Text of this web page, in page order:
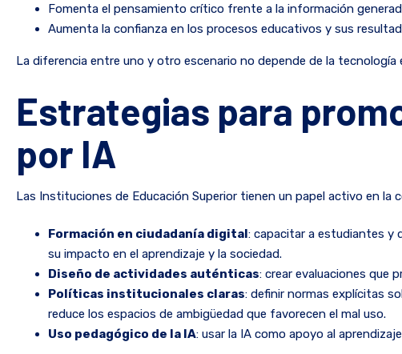
Fomenta el pensamiento crítico frente a la información
Aumenta la confianza en los procesos educativos y sus
La diferencia entre uno y otro escenario no depende de la tecnología
Estrategias para
por IA
Las Instituciones de Educación Superior tienen un papel activo en
Formación en ciudadanía digital: capacitar a estudiantes y
su impacto en el aprendizaje y la sociedad.
Diseño de actividades auténticas: crear evaluaciones que
Políticas institucionales claras: definir normas explícitas
reduce los espacios de ambigüedad que favorecen el mal uso.
Uso pedagógico de la IA: usar la IA como apoyo al